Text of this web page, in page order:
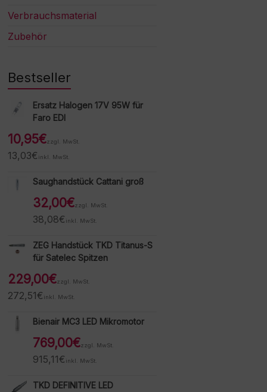
Verbrauchsmaterial
Zubehör
Bestseller
Ersatz Halogen 17V 95W für
Faro EDI
10,95€zzgl. MwSt.
13,03€ inkl. MwSt.
Saughandstück Cattani groß
32,00€zzgl. MwSt.
38,08€ inkl. MwSt.
ZEG Handstück TKD Titanus-S
für Satelec Spitzen
229,00€zzgl. MwSt.
272,51€ inkl. MwSt.
Bienair MC3 LED Mikromotor
769,00€zzgl. MwSt.
915,11€ inkl. MwSt.
TKD DEFINITIVE LED